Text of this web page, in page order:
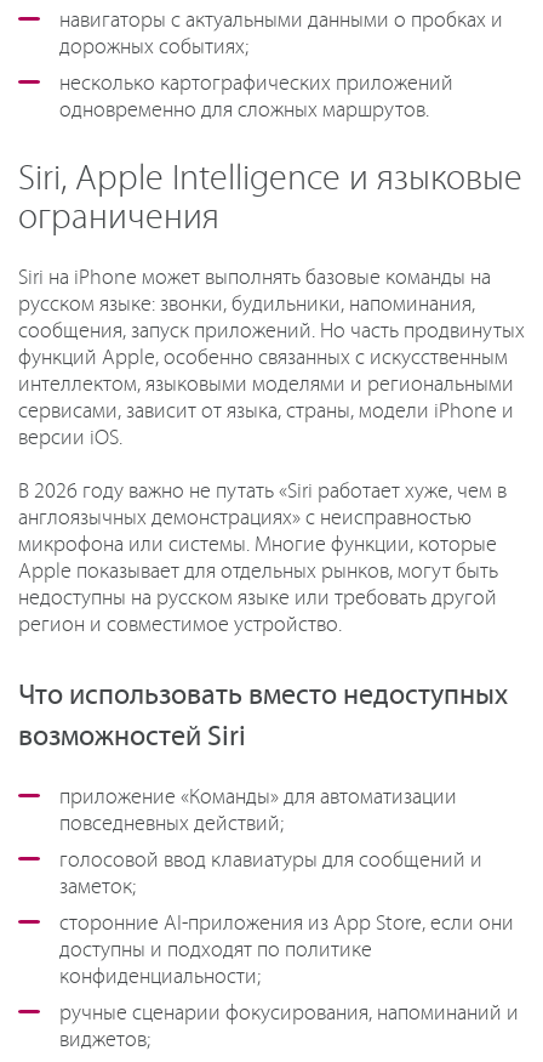
навигаторы с актуальными данными о пробках и
дорожных событиях;
несколько картографических приложений
одновременно для сложных маршрутов.
Siri, Apple Intelligence и языковые
ограничения
Siri на iPhone может выполнять базовые команды на
русском языке: звонки, будильники, напоминания,
сообщения, запуск приложений. Но часть продвинутых
функций Apple, особенно связанных с искусственным
интеллектом, языковыми моделями и региональными
сервисами, зависит от языка, страны, модели iPhone и
версии iOS.
В 2026 году важно не путать «Siri работает хуже, чем в
англоязычных демонстрациях» с неисправностью
микрофона или системы. Многие функции, которые
Apple показывает для отдельных рынков, могут быть
недоступны на русском языке или требовать другой
регион и совместимое устройство.
Что использовать вместо недоступных
возможностей Siri
приложение «Команды» для автоматизации
повседневных действий;
голосовой ввод клавиатуры для сообщений и
заметок;
сторонние AI-приложения из App Store, если они
доступны и подходят по политике
конфиденциальности;
ручные сценарии фокусирования, напоминаний и
виджетов;